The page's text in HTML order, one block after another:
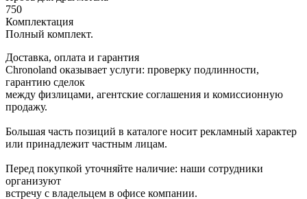
750
Комплектация
Полный комплект.
Доставка, оплата и гарантия
Chronoland оказывает услуги: проверку подлинности,
гарантию сделок
между физлицами, агентские соглашения и комиссионную
продажу.
Большая часть позиций в каталоге носит рекламный характер
или принадлежит частным лицам.
Перед покупкой уточняйте наличие: наши сотрудники
организуют
встречу с владельцем в офисе компании.